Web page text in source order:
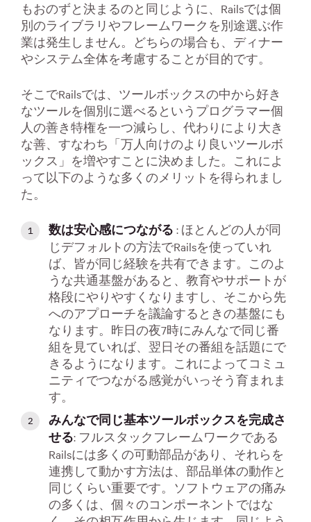
もおのずと決まるのと同じように、Railsでは個
別のライブラリやフレームワークを別途選ぶ作
業は発生しません。どちらの場合も、ディナー
やシステム全体を考慮することが目的です。
そこでRailsでは、ツールボックスの中から好き
なツールを個別に選べるというプログラマー個
人の善き特権を一つ減らし、代わりにより大き
な善、すなわち「万人向けのより良いツールボ
ックス」を増やすことに決めました。これによ
って以下のような多くのメリットを得られまし
た。
数は安心感につながる : ほとんどの人が同
じデフォルトの方法でRailsを使っていれ
ば、皆が同じ経験を共有できます。このよ
うな共通基盤があると、教育やサポートが
格段にやりやすくなりますし、そこから先
へのアプローチを議論するときの基盤にも
なります。昨日の夜7時にみんなで同じ番
組を見ていれば、翌日その番組を話題にで
きるようになります。これによってコミュ
ニティでつながる感覚がいっそう育まれま
す。
みんなで同じ基本ツールボックスを完成さ
せる: フルスタックフレームワークである
Railsには多くの可動部品があり、それらを
連携して動かす方法は、部品単体の動作と
同じくらい重要です。ソフトウェアの痛み
の多くは、個々のコンポーネントではな